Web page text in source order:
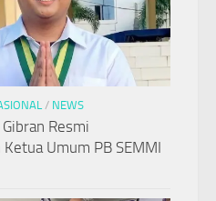
/ NEWS
Resmi
Umum PB SEMMI